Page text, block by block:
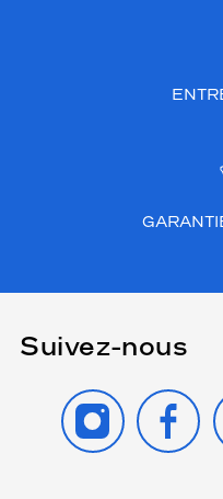
Suivez-nous
INSTAGRAM